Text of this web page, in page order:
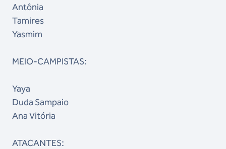
Antônia
Tamires
Yasmim
MEIO-CAMPISTAS:
Yaya
Duda Sampaio
Ana Vitória
ATACANTES: